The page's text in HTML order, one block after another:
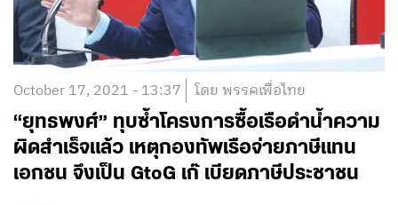
October 17, 2021 - 13:37 โดย พรรคเพื่อไทย
“ยุทธพงศ์” ทุบซ้ำโครงการซื้อเรือดำน้ำความ
ผิดสำเร็จแล้ว เหตุกองทัพเรือจ่ายภาษีแทน
เอกชน จึงเป็น GtoG เก๊ เบียดภาษีประชาชน